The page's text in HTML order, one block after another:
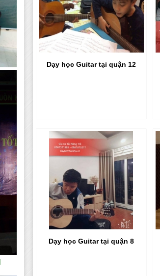
Dạy học Guitar tại quận 12
Dạy học Guitar tại quận 8